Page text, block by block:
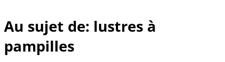
Au sujet de: lustres à
pampilles